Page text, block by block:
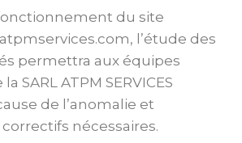
du site
l’étude des
permettra aux équipes
SARL ATPM SERVICES
de l’anomalie et
nécessaires.